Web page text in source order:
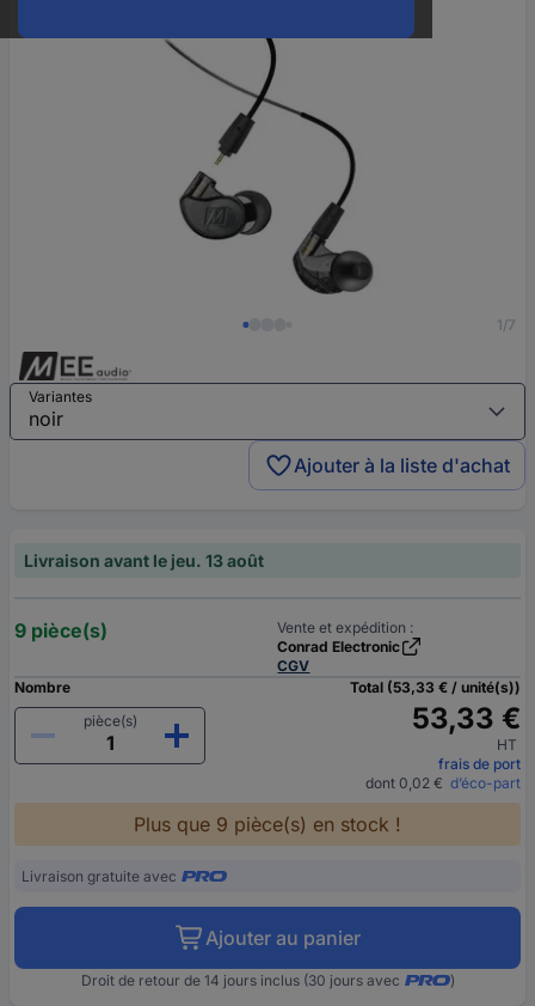
1/7
Variantes
Ajouter à la liste d'achat
Livraison avant le jeu. 13 août
9 pièce(s)
Vente et expédition :
Conrad Electronic
CGV
Nombre
pièce(s)
Total (53,33 € / unité(s))
53,33 €
HT
frais de port
dont 0,02 € d’éco-part
Plus que 9 pièce(s) en stock !
Livraison gratuite avec
Ajouter au panier
Droit de retour de 14 jours inclus (30 jours avec )